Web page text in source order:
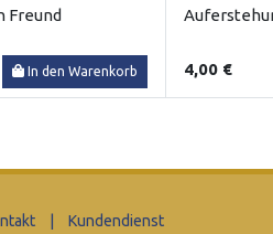
Freund
In den Warenkorb 4,00 €
| Kundendienst